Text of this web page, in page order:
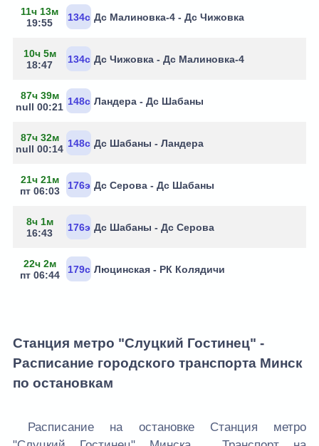
11ч 13м
19:55
134с Дс Малиновка-4 - Дс Чижовка
10ч 5м
18:47
134с Дс Чижовка - Дс Малиновка-4
87ч 39м
null 00:21 148с Ландера - Дс Шабаны
87ч 32м
null 00:14 148с Дс Шабаны - Ландера
21ч 21м
пт 06:03
176э Дс Серова - Дс Шабаны
8ч 1м
16:43
176э Дс Шабаны - Дс Серова
22ч 2м
пт 06:44
179с Люцинская - РК Колядичи
Станция метро "Слуцкий Гостинец" -
Расписание городского транспорта Минск
по остановкам
Расписание на остановке Станция метро